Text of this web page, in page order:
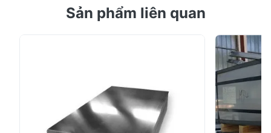
Rolling Shutter Door And Chile Window Profile Making
phẩm thép phủ màu chất lượng cao được thiết kế cho
các ứng dụng công nghiệp và xây dựng khác nhau.
Thông số kỹ thuật sản phẩm Thuộc tính Giá trị Tên s...
Sản phẩm liên quan